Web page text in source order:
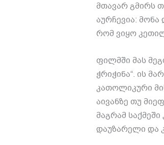
მთავარ გმირს
აურჩევია:
რომ ვიყო
ფილმში მას
ჭრიჭინა“. ის
კათოლიკური
აივანზე თუ
მაგრამ
დაუზარელი და